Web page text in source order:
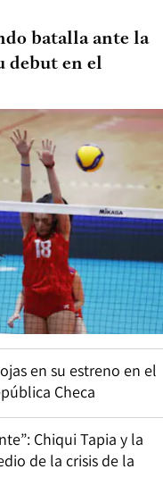
batalla ante la
debut en el
en su estreno en el
Checa
Chiqui Tapia y la
de la crisis de la